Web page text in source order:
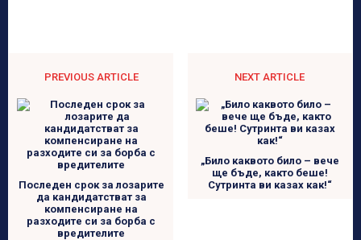
PREVIOUS ARTICLE
Последен срок за лозарите
да кандидатстват за
компенсиране на
разходите си за борба с
вредителите
NEXT ARTICLE
„Било каквото било – вече
ще бъде, както беше!
Сутринта ви казах как!“